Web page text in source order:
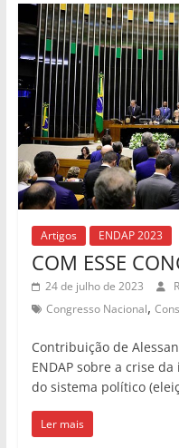
Artigos ENDAP 2023
COM ESSE
24 de julho de 2023
Congresso Nacional,
Contribuição de
ENDAP sobre a crise
do sistema político
Ler mais